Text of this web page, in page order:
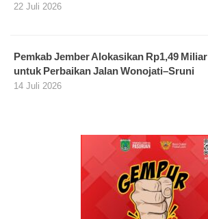
22 Juli 2026
Pemkab Jember Alokasikan Rp1,49 Miliar
untuk Perbaikan Jalan Wonojati–Sruni
14 Juli 2026